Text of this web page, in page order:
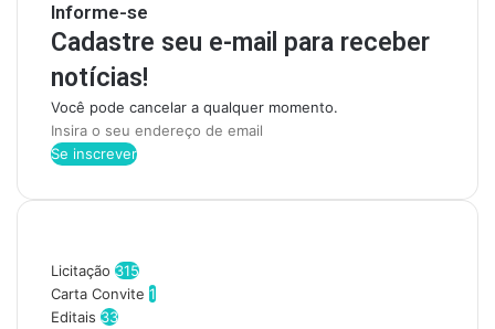
Informe-se
Cadastre seu e-mail para receber
notícias!
Você pode cancelar a qualquer momento.
I
n
i
o
s
e
Licitação 315
Carta Convite 1
Editais 33